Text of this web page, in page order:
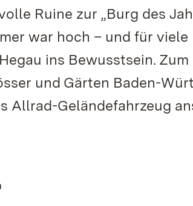
Ruine zur „Burg des
war hoch – und für viele
ins Bewusstsein.
und Gärten Baden-
Allrad-Geländefahrzeug